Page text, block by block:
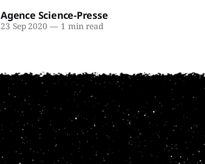
Agence Science-Presse
23 Sep 2020 —1 min read